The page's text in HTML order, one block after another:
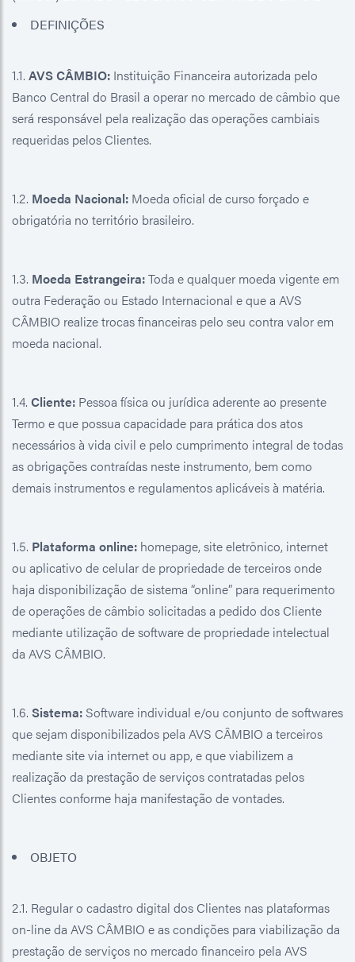
DEFINIÇÕES
1.1. AVS CÂMBIO: Instituição Financeira autorizada pelo
Banco Central do Brasil a operar no mercado de câmbio que
será responsável pela realização das operações cambiais
requeridas pelos Clientes.
1.2. Moeda Nacional: Moeda oficial de curso forçado e
obrigatória no território brasileiro.
1.3. Moeda Estrangeira:Toda e qualquer moeda vigente em
outra Federação ou Estado Internacional e que a AVS
CÂMBIO realize trocas financeiras pelo seu contra valor em
moeda nacional.
1.4. Cliente: Pessoa física ou jurídica aderente ao presente
Termo e que possua capacidade para prática dos atos
necessários à vida civil e pelo cumprimento integral de todas
as obrigações contraídas neste instrumento, bem como
demais instrumentos e regulamentos aplicáveis à matéria.
1.5. Plataforma online: homepage, site eletrônico, internet
ou aplicativo de celular de propriedade de terceiros onde
haja disponibilização de sistema “online” para requerimento
de operações de câmbio solicitadas a pedido dos Cliente
mediante utilização de software de propriedade intelectual
da AVS CÂMBIO.
1.6. Sistema: Software individual e/ou conjunto de softwares
que sejam disponibilizados pela AVS CÂMBIO a terceiros
mediante site via internet ou app, e que viabilizem a
realização da prestação de serviços contratadas pelos
Clientes conforme haja manifestação de vontades.
OBJETO
2.1. Regular o cadastro digital dos Clientes nas plataformas
on-line da AVS CÂMBIO e as condições para viabilização da
prestação de serviços no mercado financeiro pela AVS